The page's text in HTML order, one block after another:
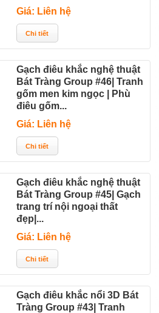
Giá: Liên hệ
Gạch điêu khắc nghệ thuật
Bát Tràng Group #46| Tranh
gốm men kim ngọc | Phù
điêu gốm...
Giá: Liên hệ
Gạch điêu khắc nghệ thuật
Bát Tràng Group #45| Gạch
trang trí nội ngoại thất
đẹp|...
Giá: Liên hệ
Gạch điêu khắc nổi 3D Bát
Tràng Group #43| Tranh